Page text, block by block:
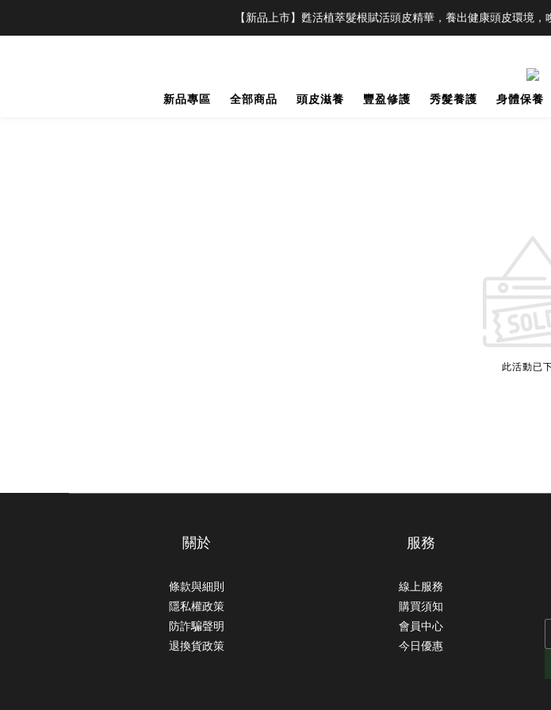
【新品上市】甦活植萃髮根賦活頭皮精華，養出健康頭皮環境
新品專區 全部商品 頭皮滋養 豐盈修護 秀髮養護 身體保養
此活動已
關於
條款與細則
隱私權政策
防詐騙聲明
退換貨政策
服務
線上服務
購買須知
會員中心
今日優惠